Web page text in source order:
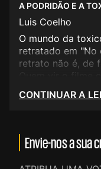
A PODRIDÃO E A
Luis Coelho
O mundo da
retratado em "No
retrato não é, de
do realizador na
essencialmente,
sobre elementos
realidade
CONTINUAR A
Envie-nos a sua